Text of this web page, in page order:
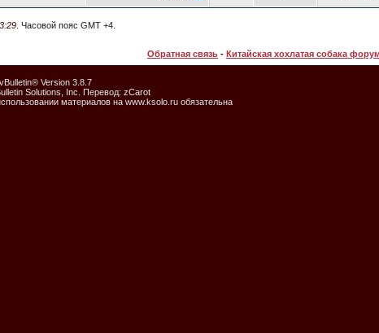
. Часовой пояс GMT +4.
Обратная связь - Китайская хохлатая собака
Version 3.8.7
Solutions, Inc. Перевод: zCarot
материалов на www.ksolo.ru обязательна